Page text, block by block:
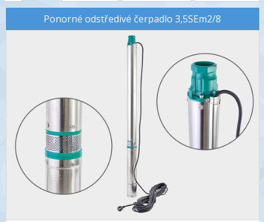
Ponorné odstředivé čerpadlo 3,5SEm2/8